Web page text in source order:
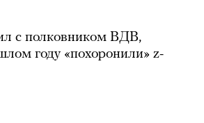
с полковником ВДВ,
году «похоронили» z-